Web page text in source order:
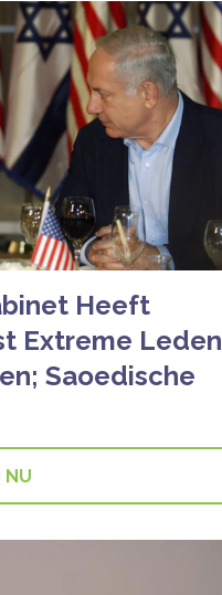
Heeft
Extreme Leden
Saoedische
NU